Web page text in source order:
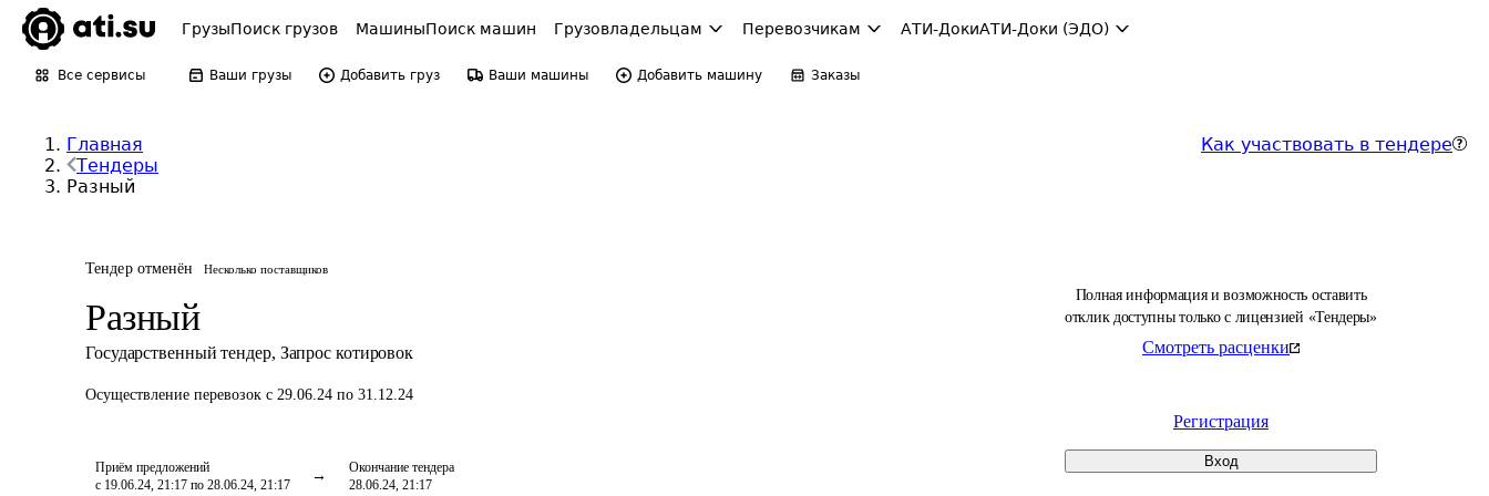
ГрузыПоиск грузов МашиныПоиск машин Грузовладельцам Перевозчикам АТИ-ДокиАТИ-Доки (ЭДО)
Все сервисы Ваши грузы Добавить груз Ваши машины Добавить машину Заказы
Главная
Тендеры
Разный
Как участвовать в тендере
Тендер отменён Несколько поставщиков
Разный
Государственный тендер, Запрос котировок
Осуществление перевозок с 29.06.24 по 31.12.24
Приём предложений
с 19.06.24, 21:17 по 28.06.24, 21:17
Окончание тендера
28.06.24, 21:17
Полная информация и возможность оставить
отклик доступны только с лицензией «Тендеры»
Смотреть расценки
Регистрация
Вход